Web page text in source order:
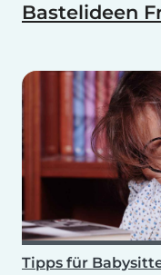
Bastelideen
Tipps für